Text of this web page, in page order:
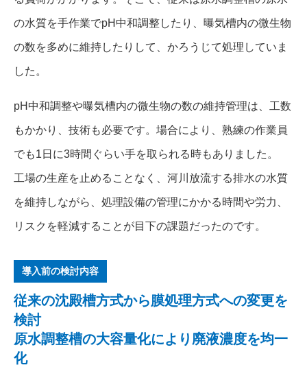
の水質を手作業でpH中和調整したり、曝気槽内の微生物
の数を多めに維持したりして、かろうじて処理していま
した。
pH中和調整や曝気槽内の微生物の数の維持管理は、工数
もかかり、技術も必要です。場合により、熟練の作業員
でも1日に3時間ぐらい手を取られる時もありました。
工場の生産を止めることなく、河川放流する排水の水質
を維持しながら、処理設備の管理にかかる時間や労力、
リスクを軽減することが目下の課題だったのです。
導入前の検討内容
従来の沈殿槽方式から膜処理方式への変更を
検討
原水調整槽の大容量化により廃液濃度を均一
化